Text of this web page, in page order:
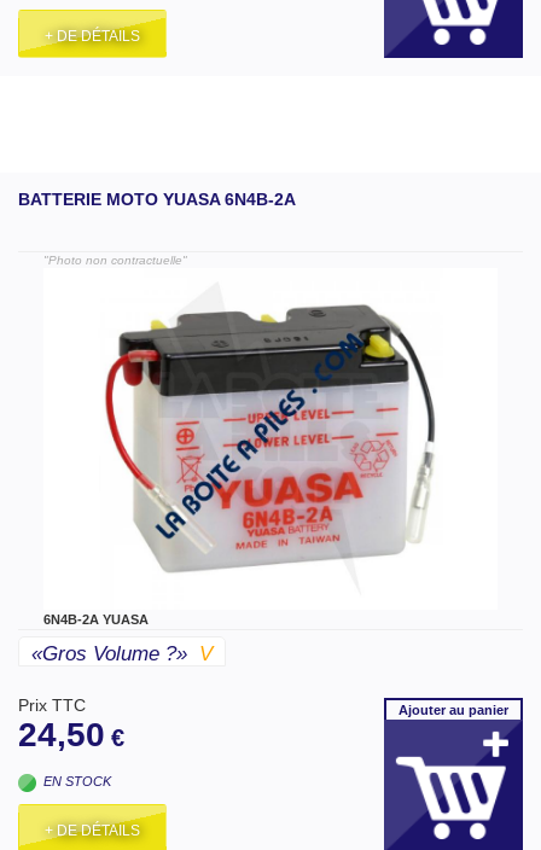
+ DE DÉTAILS
BATTERIE MOTO YUASA 6N4B-2A
"Photo non contractuelle"
6N4B-2A YUASA
«gros Volume ?» V
Prix TTC
24,50 €
EN STOCK
+ DE DÉTAILS
Ajouterau panier